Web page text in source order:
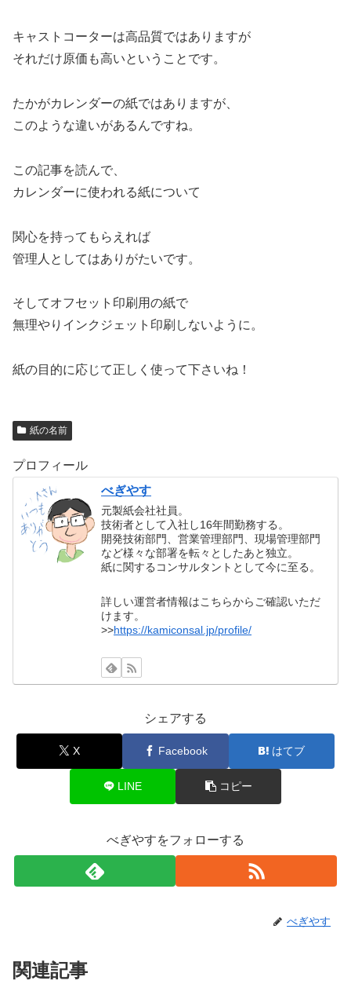
キャストコーターは高品質ではありますが
それだけ原価も高いということです。
たかがカレンダーの紙ではありますが、
このような違いがあるんですね。
この記事を読んで、
カレンダーに使われる紙について
関心を持ってもらえれば
管理人としてはありがたいです。
そしてオフセット印刷用の紙で
無理やりインクジェット印刷しないように。
紙の目的に応じて正しく使って下さいね！
紙の名前
プロフィール
べぎやす
元製紙会社社員。
技術者として入社し16年間勤務する。
開発技術部門、営業管理部門、現場管理部門
など様々な部署を転々としたあと独立。
紙に関するコンサルタントとして今に至る。
詳しい運営者情報はこちらからご確認いただ
けます。
>>https://kamiconsal.jp/profile/
シェアする
X Facebook はてブ
LINE コピー
べぎやすをフォローする
べぎやす
関連記事